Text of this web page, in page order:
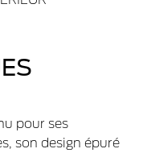
pour ses
son design épuré